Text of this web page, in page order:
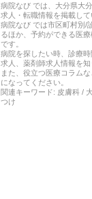
病院なび では、 大分県大
求人・転職情報を掲載して
病院なび では市区町村別/
るほか、予約ができる医
です。
病院を探したい時、診療
求人、薬剤師求人情報を知
また、役立つ医療コラム
になってください。
関連キーワード: 皮膚科 /
つけ